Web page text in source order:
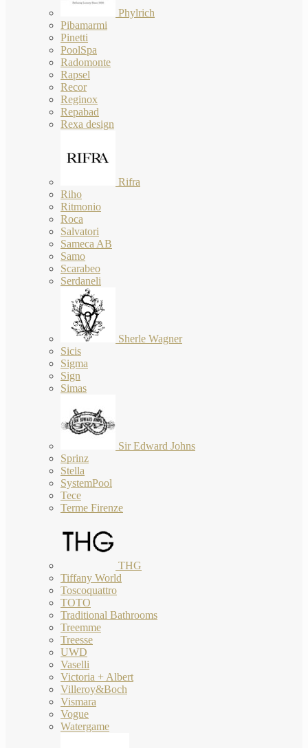
Phylrich
Pibamarmi
Pinetti
PoolSpa
Radomonte
Rapsel
Recor
Reginox
Repabad
Rexa design
Rifra
Riho
Ritmonio
Roca
Salvatori
Sameca AB
Samo
Scarabeo
Serdaneli
Sherle Wagner
Sicis
Sigma
Sign
Simas
Sir Edward Johns
Sprinz
Stella
SystemPool
Tece
Terme Firenze
THG
Tiffany World
Toscoquattro
TOTO
Traditional Bathrooms
Treemme
Treesse
UWD
Vaselli
Victoria + Albert
Villeroy&Boch
Vismara
Vogue
Watergame